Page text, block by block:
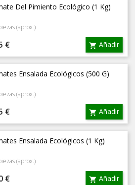
Del Pimiento Ecológico (1 Kg)
(aprox.)
€  Añadir
Ensalada Ecológicos (500 G)
(aprox.)
€  Añadir
Ensalada Ecológicos (1 Kg)
(aprox.)
€  Añadir